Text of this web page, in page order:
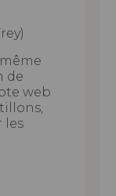
de
web
les